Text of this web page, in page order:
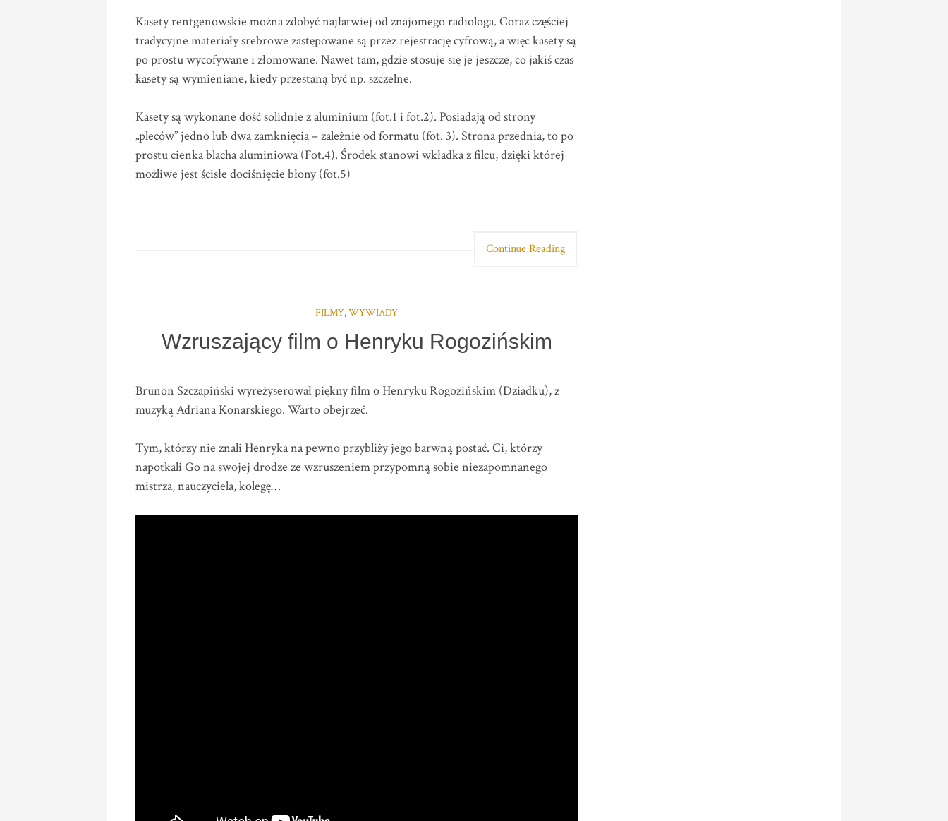
Kasety rentgenowskie można zdobyć najłatwiej od znajomego radiologa. Coraz częściej
tradycyjne materiały srebrowe zastępowane są przez rejestrację cyfrową, a więc kasety są
po prostu wycofywane i złomowane. Nawet tam, gdzie stosuje się je jeszcze, co jakiś czas
kasety są wymieniane, kiedy przestaną być np. szczelne.
Kasety są wykonane dość solidnie z aluminium (fot.1 i fot.2). Posiadają od strony
„pleców” jedno lub dwa zamknięcia – zależnie od formatu (fot. 3). Strona przednia, to po
prostu cienka blacha aluminiowa (Fot.4). Środek stanowi wkładka z filcu, dzięki której
możliwe jest ścisłe dociśnięcie błony (fot.5)
Continue Reading
FILMY,WYWIADY
Wzruszający film o Henryku Rogozińskim
Brunon Szczapiński wyreżyserował piękny film o Henryku Rogozińskim (Dziadku), z
muzyką Adriana Konarskiego. Warto obejrzeć.
Tym, którzy nie znali Henryka na pewno przybliży jego barwną postać. Ci, którzy
napotkali Go na swojej drodze ze wzruszeniem przypomną sobie niezapomnanego
mistrza, nauczyciela, kolegę…